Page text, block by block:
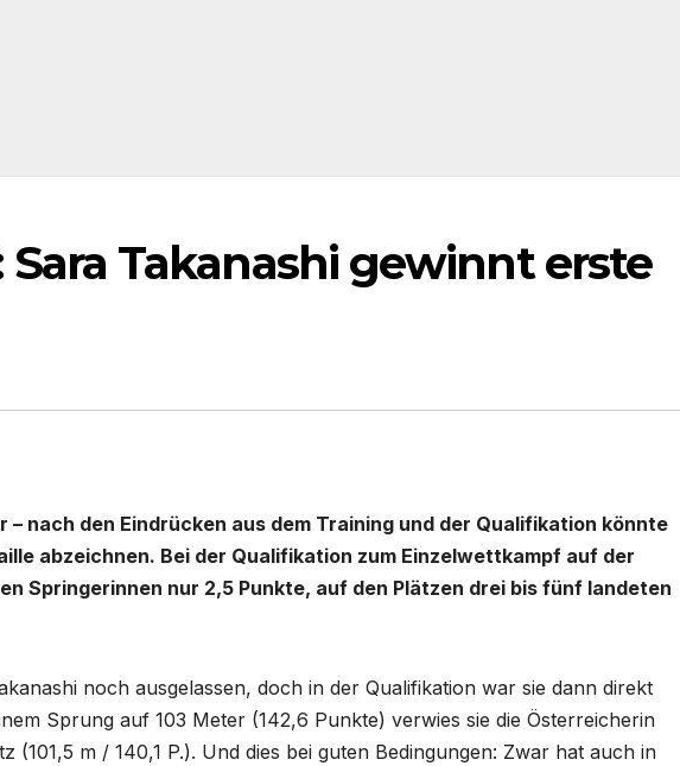
Takanashi gewinnt erste
– nach den Eindrücken aus dem Training und der Qualifikation könnte
abzeichnen. Bei der Qualifikation zum Einzelwettkampf auf der
Springerinnen nur 2,5 Punkte, auf den Plätzen drei bis fünf landeten
noch ausgelassen, doch in der Qualifikation war sie dann direkt
Sprung auf 103 Meter (142,6 Punkte) verwies sie die Österreicherin
(101,5 m / 140,1 P.). Und dies bei guten Bedingungen: Zwar hat auch in